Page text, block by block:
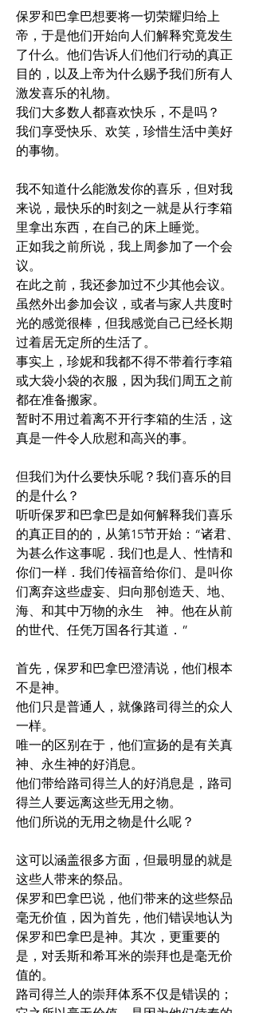
保罗和巴拿巴想要将一切荣耀归给上
帝，于是他们开始向人们解释究竟发生
了什么。他们告诉人们他们行动的真正
目的，以及上帝为什么赐予我们所有人
激发喜乐的礼物。
我们大多数人都喜欢快乐，不是吗？
我们享受快乐、欢笑，珍惜生活中美好
的事物。
我不知道什么能激发你的喜乐，但对我
来说，最快乐的时刻之一就是从行李箱
里拿出东西，在自己的床上睡觉。
正如我之前所说，我上周参加了一个会
议。
在此之前，我还参加过不少其他会议。
虽然外出参加会议，或者与家人共度时
光的感觉很棒，但我感觉自己已经长期
过着居无定所的生活了。
事实上，珍妮和我都不得不带着行李箱
或大袋小袋的衣服，因为我们周五之前
都在准备搬家。
暂时不用过着离不开行李箱的生活，这
真是一件令人欣慰和高兴的事。
但我们为什么要快乐呢？我们喜乐的目
的是什么？
听听保罗和巴拿巴是如何解释我们喜乐
的真正目的的，从第15节开始：“诸君、
为甚么作这事呢．我们也是人、性情和
你们一样．我们传福音给你们、是叫你
们离弃这些虚妄、归向那创造天、地、
海、和其中万物的永生　神。他在从前
的世代、任凭万国各行其道．”
首先，保罗和巴拿巴澄清说，他们根本
不是神。
他们只是普通人，就像路司得兰的众人
一样。
唯一的区别在于，他们宣扬的是有关真
神、永生神的好消息。
他们带给路司得兰人的好消息是，路司
得兰人要远离这些无用之物。
他们所说的无用之物是什么呢？
这可以涵盖很多方面，但最明显的就是
这些人带来的祭品。
保罗和巴拿巴说，他们带来的这些祭品
毫无价值，因为首先，他们错误地认为
保罗和巴拿巴是神。其次，更重要的
是，对丢斯和希耳米的崇拜也是毫无价
值的。
路司得兰人的崇拜体系不仅是错误的；